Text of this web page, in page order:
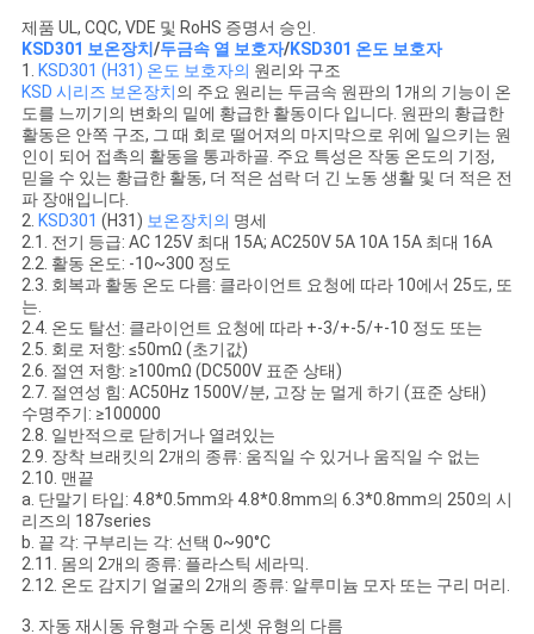
제품 UL, CQC, VDE 및 RoHS 증명서 승인.
KSD301 보온장치 /두금속 열 보호자/KSD301 온도 보호자
1. KSD301 (H31) 온도 보호자의 원리와 구조
KSD 시리즈 보온장치의 주요 원리는 두금속 원판의 1개의 기능이 온
도를 느끼기의 변화의 밑에 황급한 활동이다 입니다. 원판의 황급한
활동은 안쪽 구조, 그 때 회로 떨어져의 마지막으로 위에 일으키는 원
인이 되어 접촉의 활동을 통과하골. 주요 특성은 작동 온도의 기정,
믿을 수 있는 황급한 활동, 더 적은 섬락 더 긴 노동 생활 및 더 적은 전
파 장애입니다.
2. KSD301 (H31) 보온장치의 명세
2.1. 전기 등급: AC 125V 최대 15A; AC250V 5A 10A 15A 최대 16A
2.2. 활동 온도: -10~300 정도
2.3. 회복과 활동 온도 다름: 클라이언트 요청에 따라 10에서 25도, 또
는.
2.4. 온도 탈선: 클라이언트 요청에 따라 +-3/+-5/+-10 정도 또는
2.5. 회로 저항: ≤50mΩ (초기값)
2.6. 절연 저항: ≥100mΩ (DC500V 표준 상태)
2.7. 절연성 힘: AC50Hz 1500V/분, 고장 눈 멀게 하기 (표준 상태)
수명주기: ≥100000
2.8. 일반적으로 닫히거나 열려있는
2.9. 장착 브래킷의 2개의 종류: 움직일 수 있거나 움직일 수 없는
2.10. 맨끝
a. 단말기 타입: 4.8*0.5mm와 4.8*0.8mm의 6.3*0.8mm의 250의 시
리즈의 187series
b. 끝 각: 구부리는 각: 선택 0~90°C
2.11. 몸의 2개의 종류: 플라스틱 세라믹.
2.12. 온도 감지기 얼굴의 2개의 종류: 알루미늄 모자 또는 구리 머리.
3. 자동 재시동 유형과 수동 리셋 유형의 다름